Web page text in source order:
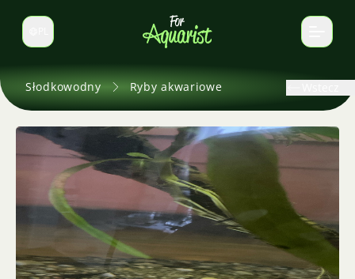
Zmień język
Słodkowodny Ryby akwariowe